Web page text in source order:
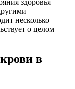
несколько
о целом
в